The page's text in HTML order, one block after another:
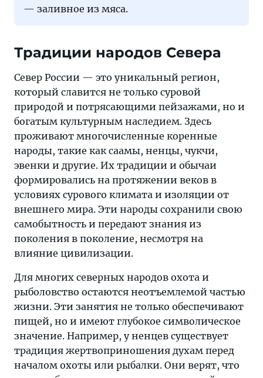
— заливное из мяса.
Традиции народов Севера
Север России — это уникальный регион,
который славится не только суровой
природой и потрясающими пейзажами, но и
богатым культурным наследием. Здесь
проживают многочисленные коренные
народы, такие как саамы, ненцы, чукчи,
эвенки и другие. Их традиции и обычаи
формировались на протяжении веков в
условиях сурового климата и изоляции от
внешнего мира. Эти народы сохранили свою
самобытность и передают знания из
поколения в поколение, несмотря на
влияние цивилизации.
Для многих северных народов охота и
рыболовство остаются неотъемлемой частью
жизни. Эти занятия не только обеспечивают
пищей, но и имеют глубокое символическое
значение. Например, у ненцев существует
традиция жертвоприношения духам перед
началом охоты или рыбалки. Они верят, что